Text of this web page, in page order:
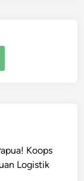
Koops
Logistik